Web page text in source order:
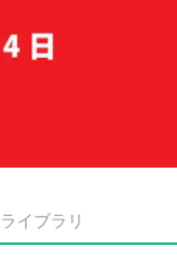
ライブラリ